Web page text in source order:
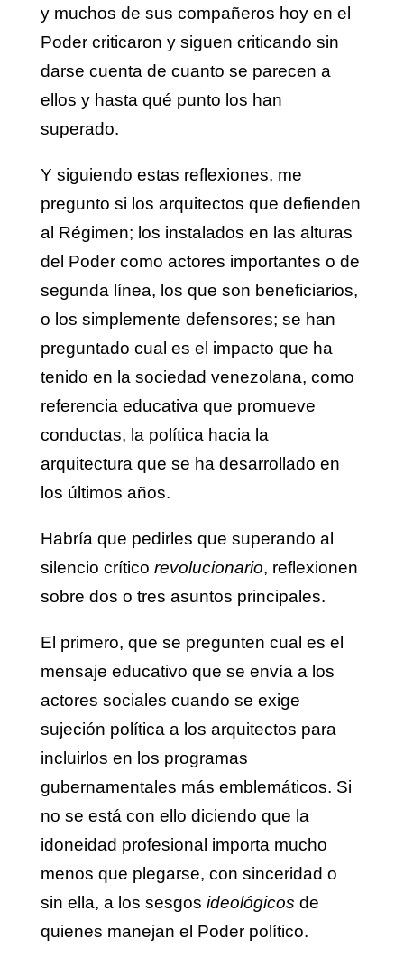
y muchos de sus compañeros hoy en el
Poder criticaron y siguen criticando sin
darse cuenta de cuanto se parecen a
ellos y hasta qué punto los han
superado.
Y siguiendo estas reflexiones, me
pregunto si los arquitectos que defienden
al Régimen; los instalados en las alturas
del Poder como actores importantes o de
segunda línea, los que son beneficiarios,
o los simplemente defensores; se han
preguntado cual es el impacto que ha
tenido en la sociedad venezolana, como
referencia educativa que promueve
conductas, la política hacia la
arquitectura que se ha desarrollado en
los últimos años.
Habría que pedirles que superando al
silencio crítico revolucionario, reflexionen
sobre dos o tres asuntos principales.
El primero, que se pregunten cual es el
mensaje educativo que se envía a los
actores sociales cuando se exige
sujeción política a los arquitectos para
incluirlos en los programas
gubernamentales más emblemáticos. Si
no se está con ello diciendo que la
idoneidad profesional importa mucho
menos que plegarse, con sinceridad o
sin ella, a los sesgos ideológicos de
quienes manejan el Poder político.